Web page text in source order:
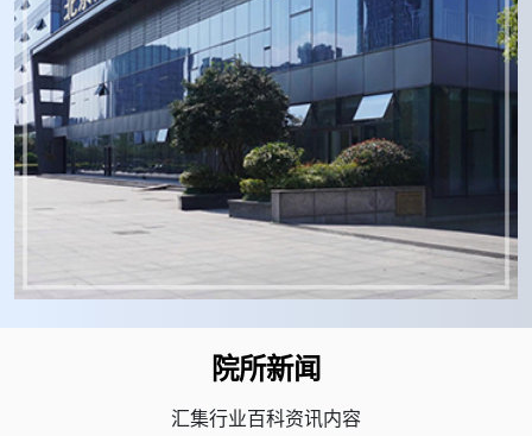
院所新闻
汇集行业百科资讯内容